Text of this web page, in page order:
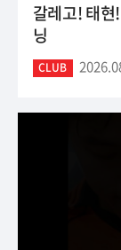
갈레고! 태현
닝
CLUB